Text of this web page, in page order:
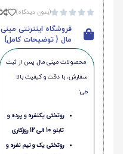




(بدون دیدگاه)
فروشگاه اینترنتی مینی
مال { توضیحات کامل}
محصولات مینی‌ مال پس از ثبت
سفارش، با دقت و کیفیت بالا
طی:
روتختی یکنفره و پرده و
تابلو 10 الی 12 روزکاری
روتختی یک و نیم نفره و